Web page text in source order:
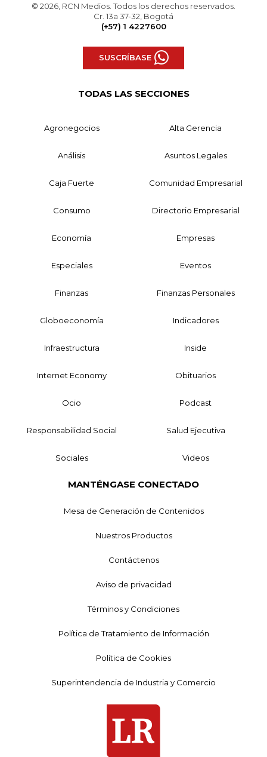
© 2026, RCN Medios. Todos los derechos reservados.
Cr. 13a 37-32, Bogotá
(+57) 1 4227600
SUSCRÍBASE
TODAS LAS SECCIONES
Agronegocios Alta Gerencia
Análisis Asuntos Legales
Caja Fuerte Comunidad Empresarial
Consumo Directorio Empresarial
Economía Empresas
Especiales Eventos
Finanzas Finanzas Personales
Globoeconomía Indicadores
Infraestructura Inside
Internet Economy Obituarios
Ocio Podcast
Responsabilidad Social Salud Ejecutiva
Sociales Videos
MANTÉNGASE CONECTADO
Mesa de Generación de Contenidos
Nuestros Productos
Contáctenos
Aviso de privacidad
Términos y Condiciones
Política de Tratamiento de Información
Política de Cookies
Superintendencia de Industria y Comercio